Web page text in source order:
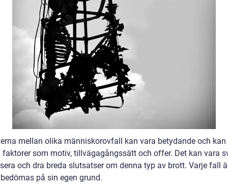
mellan olika människorovfall kan vara betydande och kan
som motiv, tillvägagångssätt och offer. Det kan vara
och dra breda slutsatser om denna typ av brott. Varje fall
på sin egen grund.